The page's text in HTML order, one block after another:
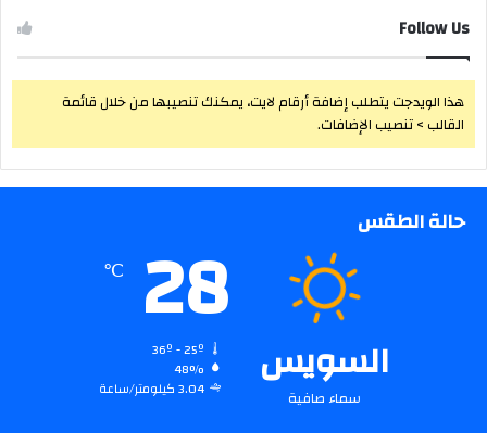
Follow Us
هذا الويدجت يتطلب إضافة أرقام لايت، يمكنك تنصيبها من خلال قائمة
القالب > تنصيب الإضافات.
حالة الطقس
السويس
سماء صافية
28
℃
48%
3.04 كيلومتر/ساعة